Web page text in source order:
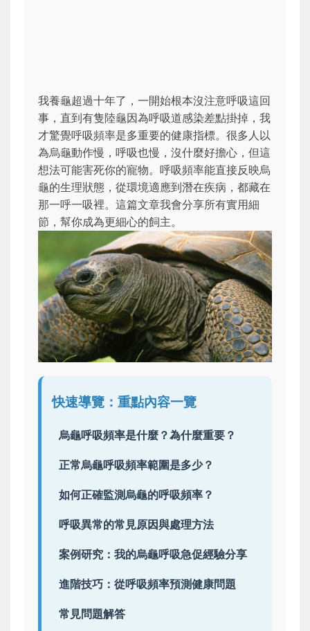
我養龜超過十年了，一開始根本沒注意呼吸這回
事，直到有隻陸龜因為呼吸道感染差點掛掉，我
才驚覺呼吸頻率是多重要的健康指標。很多人以
為烏龜動作慢，呼吸也慢，沒什麼好擔心，但這
想法可能害死你的寵物。呼吸頻率能直接反映烏
龜的生理狀態，從環境適應到潛在疾病，都藏在
那一呼一吸裡。這篇文章我會分享所有實用細
節，幫你成為更細心的飼主。
快速導覽：重點內容一覽
烏龜呼吸頻率是什麼？為什麼重要？
正常烏龜呼吸頻率範圍是多少？
如何正確監測烏龜的呼吸頻率？
呼吸異常的常見原因與處理方法
案例研究：我的烏龜呼吸急促經驗分享
進階技巧：從呼吸頻率預測健康問題
常見問題解答